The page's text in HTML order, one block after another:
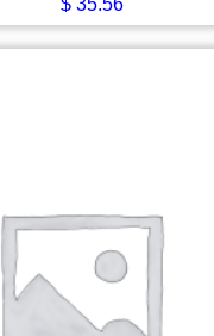
$35.56